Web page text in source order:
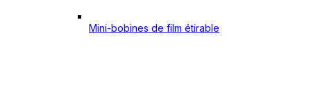
Mini-bobines de film étirable